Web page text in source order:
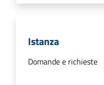
Istanza
Domande e richieste